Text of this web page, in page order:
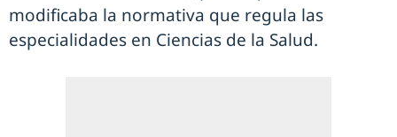
modificaba la normativa que regula las
especialidades en Ciencias de la Salud.